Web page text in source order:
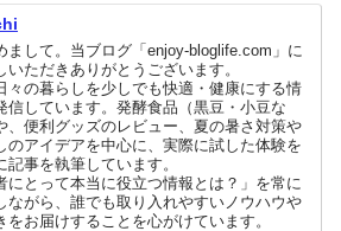
まして。当ブログ「enjoy-bloglife.com」に
いただきありがとうございます。
々の暮らしを少しでも快適・健康にする情
信しています。発酵食品（黒豆・小豆な
、便利グッズのレビュー、夏の暑さ対策や
のアイデアを中心に、実際に試した体験を
記事を執筆しています。
にとって本当に役立つ情報とは？」を常に
ながら、誰でも取り入れやすいノウハウや
をお届けすることを心がけています。